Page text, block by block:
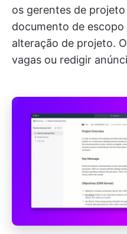
os gerentes de
documento de
alteração de projeto.
vagas ou redigir